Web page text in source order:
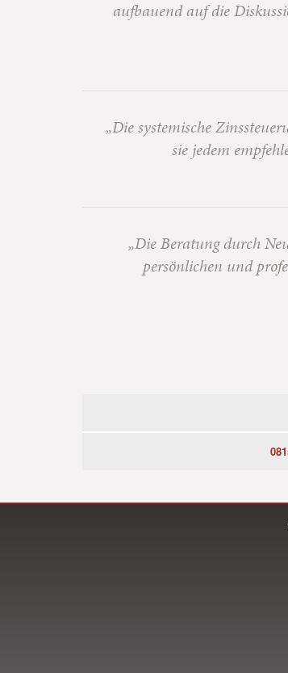
aufbauend auf die
„Die systemische
sie jedem
„Die Beratung durch
persönlichen und